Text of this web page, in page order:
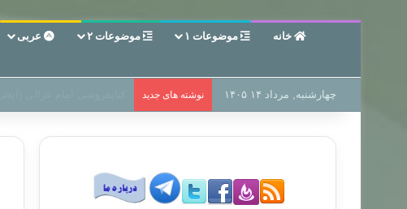
خانه موضوعات ۱ موضوعات ۲ عربی
چهارشنبه, مرداد ۱۴ ۱۴۰۵ نوشته های جدید